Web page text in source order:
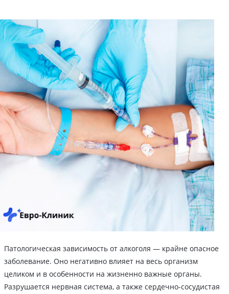
Патологическая зависимость от алкоголя — крайне опасное
заболевание. Оно негативно влияет на весь организм
целиком и в особенности на жизненно важные органы.
Разрушается нервная система, а также сердечно-сосудистая